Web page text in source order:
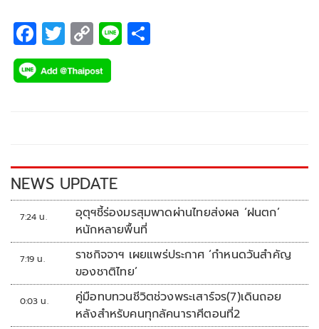
F
ac
e
k
T
wi
tt
C
o
p
k
Li
NEWS UPDATE
7:24 น.
อุตุฯชี้ร่องมรสุมพาดผ่านไทยส่งผล ‘ฝนตก’
หนักหลายพื้นที่
7:19 น.
ราชกิจจาฯ เผยแพร่ประกาศ ‘กำหนดวันสำคัญ
ของชาติไทย’
0:03 น.
คู่มือทบทวนชีวิตช่วงพระเสาร์จร(7)เดินถอย
หลังสำหรับคนทุกลัคนาราศีตอนที่2